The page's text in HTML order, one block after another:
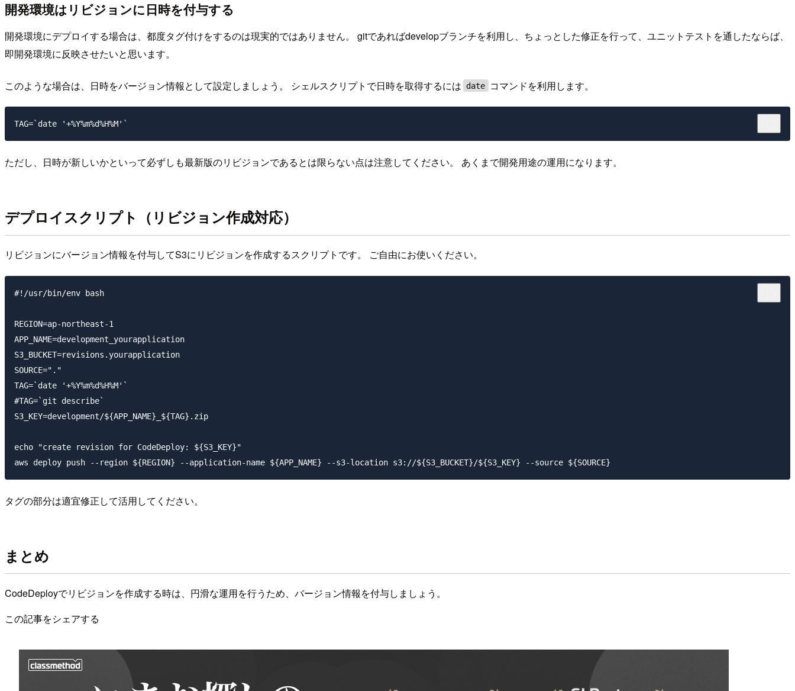
開発環境はリビジョンに日時を付与する
開発環境にデプロイする場合は、都度タグ付けをするのは現実的ではありません。 gitであればdevelopブランチを利用し、ちょっとした修正を行って、ユニットテストを通したならば、
即開発環境に反映させたいと思います。
このような場合は、日時をバージョン情報として設定しましょう。 シェルスクリプトで日時を取得するには date コマンドを利用します。
ただし、日時が新しいかといって必ずしも最新版のリビジョンであるとは限らない点は注意してください。 あくまで開発用途の運用になります。
デプロイスクリプト（リビジョン作成対応）
リビジョンにバージョン情報を付与してS3にリビジョンを作成するスクリプトです。 ご自由にお使いください。
#!/usr/bin/env bash
REGION=ap-northeast-1
APP_NAME=development_yourapplication
S3_BUCKET=revisions.yourapplication
SOURCE="."
TAG=`date '+%Y%m%d%H%M'`
#TAG=`git describe`
S3_KEY=development/${APP_NAME}_${TAG}.zip
echo "create revision for CodeDeploy: ${S3_KEY}"
タグの部分は適宜修正して活用してください。
まとめ
CodeDeployでリビジョンを作成する時は、円滑な運用を行うため、バージョン情報を付与しましょう。
この記事をシェアする